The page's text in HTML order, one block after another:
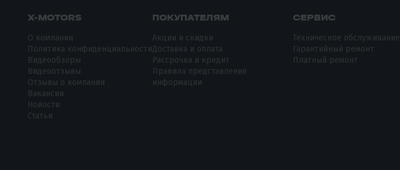
X-MOTORS
О компании
Политика конфиденциальности
Видеообзоры
Видеоотзывы
Отзывы о компании
Вакансии
Новости
Статьи
ПОКУПАТЕЛЯМ
Акции и скидки
Доставка и оплата
Рассрочка и кредит
Правила представления
информации
СЕРВИС
Техническое обслуживание
Гарантийный ремонт
Платный ремонт